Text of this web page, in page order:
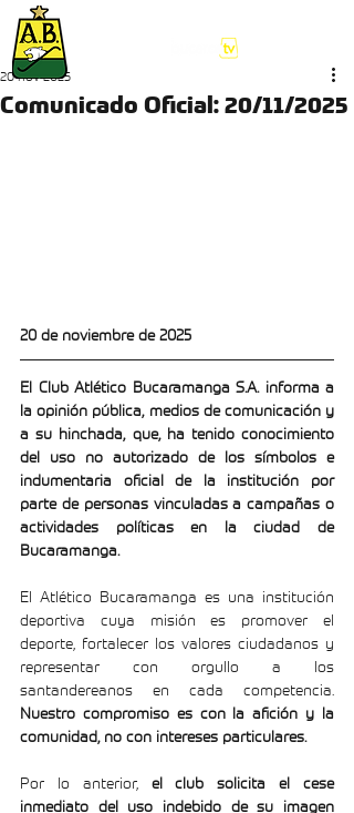
Comunicado Oficial: 20/11/2025
20 nov 2025
20 de noviembre de 2025
El Club Atlético Bucaramanga S.A. informa a
la opinión pública, medios de comunicación y
a su hinchada, que, ha tenido conocimiento
del uso no autorizado de los símbolos e
indumentaria oficial de la institución por
parte de personas vinculadas a campañas o
actividades políticas en la ciudad de
Bucaramanga.
El Atlético Bucaramanga es una institución
deportiva cuya misión es promover el
deporte, fortalecer los valores ciudadanos y
representar con orgullo a los
Nuestro compromiso es con la afición y la
comunidad, no con intereses particulares.
Por lo anterior, el club solicita el cese
inmediato del uso indebido de su imagen